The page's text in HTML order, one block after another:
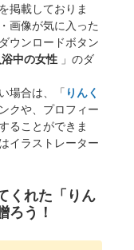
掲載しておりま
画像が気に入った
ウンロードボタン
浴中の女性 」のダ
場合は、「 りんく
クや、プロフィー
ることができま
イラストレーター
くれた「りん
ろう！